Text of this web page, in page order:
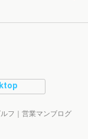
フ｜営業マンブログ